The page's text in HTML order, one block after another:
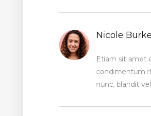
Nicole Burke
Etiam sit amet
condimentum
nunc, blandit